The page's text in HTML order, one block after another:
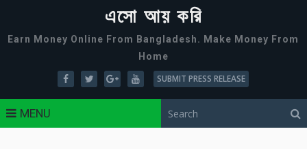
এসো আয় করি
Earn Money Online From Bangladesh. Make Money From
Home
SUBMIT PRESS RELEASE
MENU